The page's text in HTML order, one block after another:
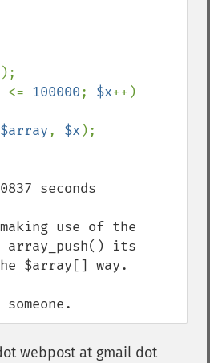
<= 100000; $x++)
$array, $x );
seconds
use of the
its
$array[] way.
webpost at gmail dot